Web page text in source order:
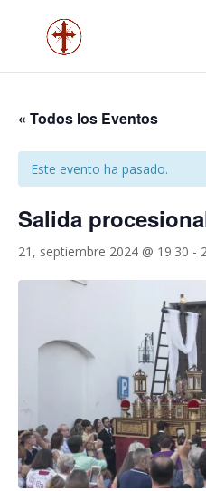
« Todos los Eventos
Este evento ha pasado.
Salida
21, septiembre 2024 @ 19:30 -